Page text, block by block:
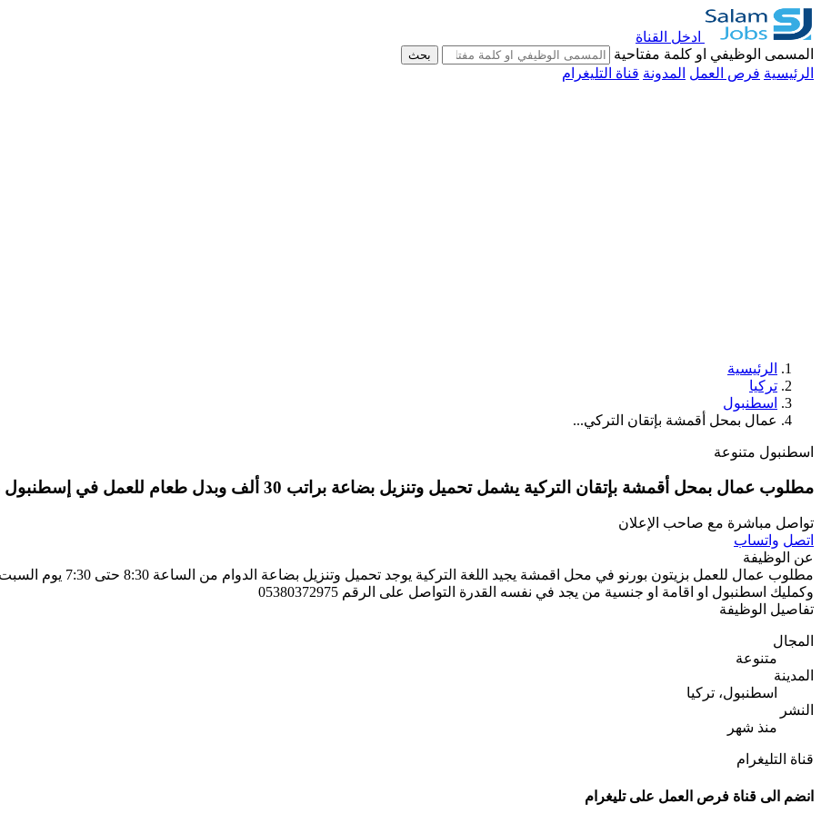
ادخل القناة
المسمى الوظيفي او كلمة مفتاحية
بحث
الرئيسية فرص العمل المدونة قناة التليغرام
الرئيسية
تركيا
اسطنبول
عمال بمحل أقمشة بإتقان التركي...
اسطنبول متنوعة
مطلوب عمال بمحل أقمشة بإتقان التركية يشمل تحميل وتنزيل بضاعة براتب 30 ألف وبدل طعام للعمل في إسطنبول زيتون بورنو
تواصل مباشرة مع صاحب الإعلان
اتصل واتساب
عن الوظيفة
وكمليك اسطنبول او اقامة او جنسية من يجد في نفسه القدرة التواصل على الرقم 05380372975
تفاصيل الوظيفة
المجال
متنوعة
المدينة
اسطنبول، تركيا
النشر
منذ شهر
قناة التليغرام
انضم الى قناة فرص العمل على تليغرام